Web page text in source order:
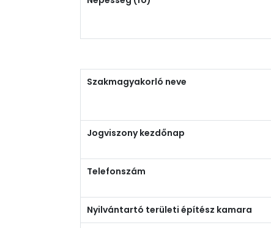
Szakmagyakorló neve
Jogviszony kezdőnap
Telefonszám
Nyilvántartó területi építész kamara